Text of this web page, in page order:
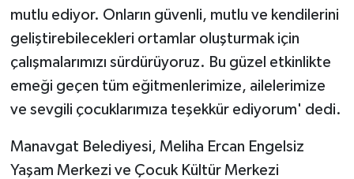
mutlu ediyor. Onların güvenli, mutlu ve kendilerini
geliştirebilecekleri ortamlar oluşturmak için
çalışmalarımızı sürdürüyoruz. Bu güzel etkinlikte
emeği geçen tüm eğitmenlerimize, ailelerimize
ve sevgili çocuklarımıza teşekkür ediyorum' dedi.
Manavgat Belediyesi, Meliha Ercan Engelsiz
Yaşam Merkezi ve Çocuk Kültür Merkezi